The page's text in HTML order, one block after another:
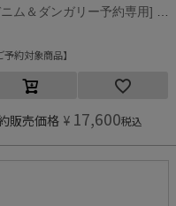
予約対象商品
販売価格 ¥ 17,600税込